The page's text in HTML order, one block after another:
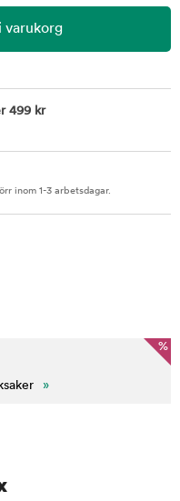
499 kr
inom 1-3 arbetsdagar.
%
»